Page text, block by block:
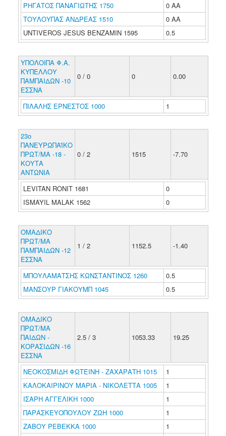
ΡΗΓΑΤΟΣ ΠΑΝΑΓΙΩΤΗΣ 1750
0 ΑΑ
ΤΟΥΛΟΥΠΑΣ ΑΝΔΡΕΑΣ 1510
0 ΑΑ
UNTIVEROS JESUS BENZAMIN 1595
0.5
ΥΠΟΛΟΙΠΑ Φ.Α.
ΚΥΠΕΛΛΟΥ
ΠΑΜΠΑΙΔΩΝ -10
ΕΣΣΝΑ
0 / 0 0 0.00
ΠΙΛΑΛΗΣ ΕΡΝΕΣΤΟΣ 1000 1
23ο
ΠΑΝΕΥΡΩΠΑΪΚΟ
ΠΡΩΤ/ΜΑ -18 -
ΚΟΥΤΑ
ΑΝΤΩΝΙΑ
0 / 2 1515 -7.70
LEVITAN RONIT 1681
0
ISMAYIL MALAK 1562
0
ΟΜΑΔΙΚΟ
ΠΡΩΤ/ΜΑ
ΠΑΜΠΑΙΔΩΝ -12
ΕΣΣΝΑ
1 / 2 1152.5 -1.40
ΜΠΟΥΛΑΜΑΤΣΗΣ ΚΩΝΣΤΑΝΤΙΝΟΣ 1260
0.5
ΜΑΝΣΟΥΡ ΓΙΑΚΟΥΜΠ 1045
0.5
ΟΜΑΔΙΚΟ
ΠΡΩΤ/ΜΑ
ΠΑΙΔΩΝ -
ΚΟΡΑΣΙΔΩΝ -16
ΕΣΣΝΑ
2.5 / 3 1053.33 19.25
ΝΕΟΚΟΣΜΙΔΗ ΦΩΤΕΙΝΗ - ΖΑΧΑΡΑΤΗ 1015
1
ΚΑΛΟΚΑΙΡΙΝΟΥ ΜΑΡΙΑ - ΝΙΚΟΛΕΤΤΑ 1005
1
ΙΣΑΡΗ ΑΓΓΕΛΙΚΗ 1000
1
ΠΑΡΑΣΚΕΥΟΠΟΥΛΟΥ ΖΩΗ 1000
1
ΖΑΒΟΥ ΡΕΒΕΚΚΑ 1000
1